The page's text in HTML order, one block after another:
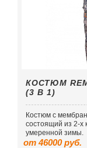
КОСТЮМ
(3 В 1)
Костюм с
состоящий из 2-х
умеренной зимы.
от 46000 руб.